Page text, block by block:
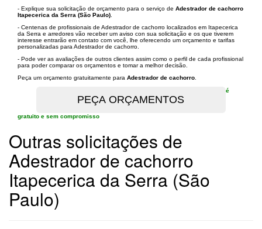
- Explique sua solicitação de orçamento para o serviço de Adestrador de cachorro
Itapecerica da Serra (São Paulo)
- Centenas de profissionais de Adestrador de cachorro localizados em Itapecerica
da Serra e arredores vão receber um aviso con sua solicitação e os que tiverem
interesse entrarão em contato com você, lhe oferecendo um orçamento e tarifas
personalizadas para Adestrador de cachorro.
- Pode ver as avaliações de outros clientes assim como o perfil de cada profissional
para poder comparar os orçamentos e tomar a melhor decisão.
Peça um orçamento gratuitamente para Adestrador de cachorro
é
gratuito e sem compromisso
Outras solicitações de
Adestrador de cachorro
Itapecerica da Serra (São
Paulo)